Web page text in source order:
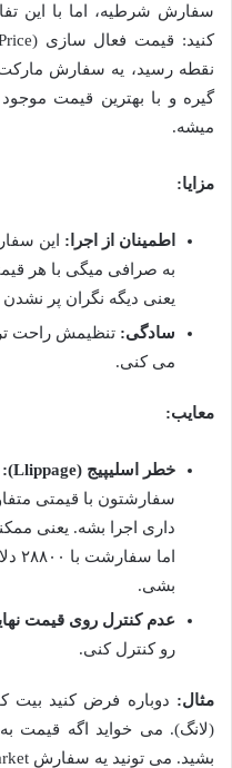
سفارش شرطیه، اما با این
گیره و با بهترین قیمت
میشه.
مزایا:
اطمینان از اجرا: این
به صرافی میگی با هر
یعنی دیگه نگران پر
سادگی: تنظیمش راحت
می کنی.
معایب:
خطر اسلیپیج (Llippage):
سفارشتون با قیمتی
بشی.
عدم کنترل روی قیمت
رو کنترل کنی.
مثال:
بشید. می تونید یه سفارش Stop-Market اینطوری بذارید: